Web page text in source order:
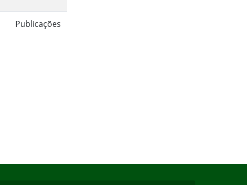
Publicações